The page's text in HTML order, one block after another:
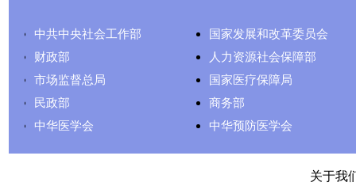
中共中央社会工作部
国家发展和改革委员会
财政部
人力资源社会保障部
市场监督总局
国家医疗保障局
民政部
商务部
中华医学会
中华预防医学会
关于我